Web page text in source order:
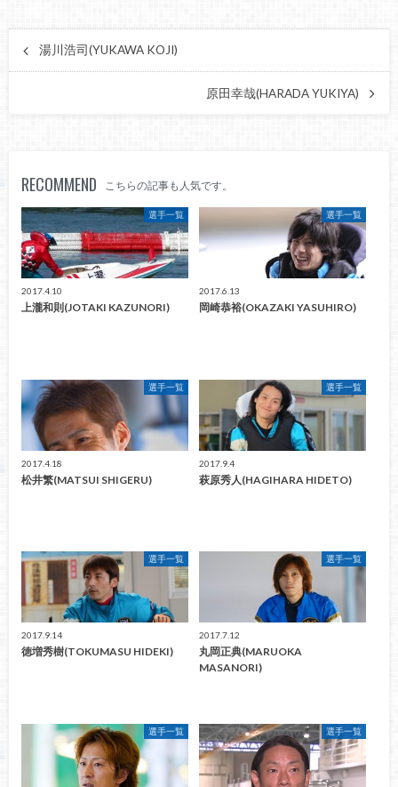
湯川浩司(YUKAWA KOJI)
原田幸哉(HARADA YUKIYA)
RECOMMEND こちらの記事も人気です。
選手一覧
2017.4.10
上瀧和則(JOTAKI KAZUNORI)
選手一覧
2017.6.13
岡崎恭裕(OKAZAKI YASUHIRO)
選手一覧
2017.4.18
松井繁(MATSUI SHIGERU)
選手一覧
2017.9.4
萩原秀人(HAGIHARA HIDETO)
選手一覧
2017.9.14
徳増秀樹(TOKUMASU HIDEKI)
選手一覧
2017.7.12
丸岡正典(MARUOKA
MASANORI)
選手一覧 選手一覧